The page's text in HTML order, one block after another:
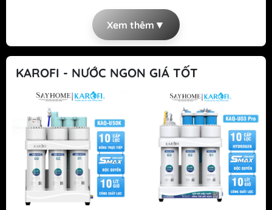
Xem thêm ▼
KAROFI - NƯỚC NGON GIÁ TỐT